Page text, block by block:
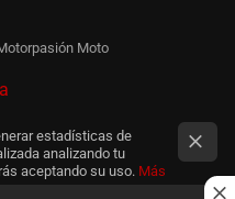
Moto
estadísticas de
analizando tu
aceptando su uso. Más